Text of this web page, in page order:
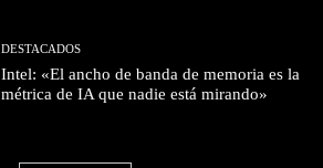
DESTACADOS
Intel: «El ancho de banda de memoria es la
métrica de IA que nadie está mirando»